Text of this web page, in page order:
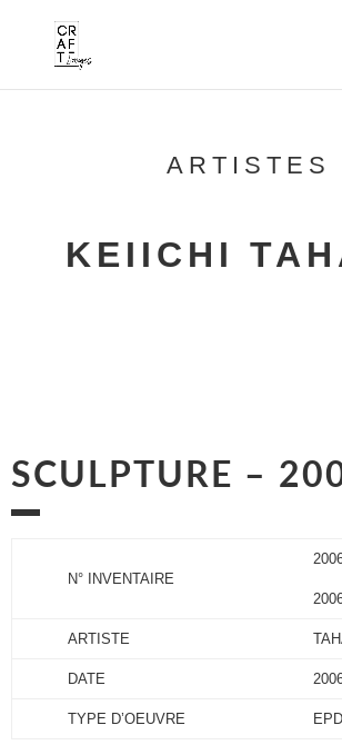
ARTISTES
KEIICHI
SCULPTURE –
N° INVENTAIRE
ARTISTE
DATE
TYPE D’OEUVRE